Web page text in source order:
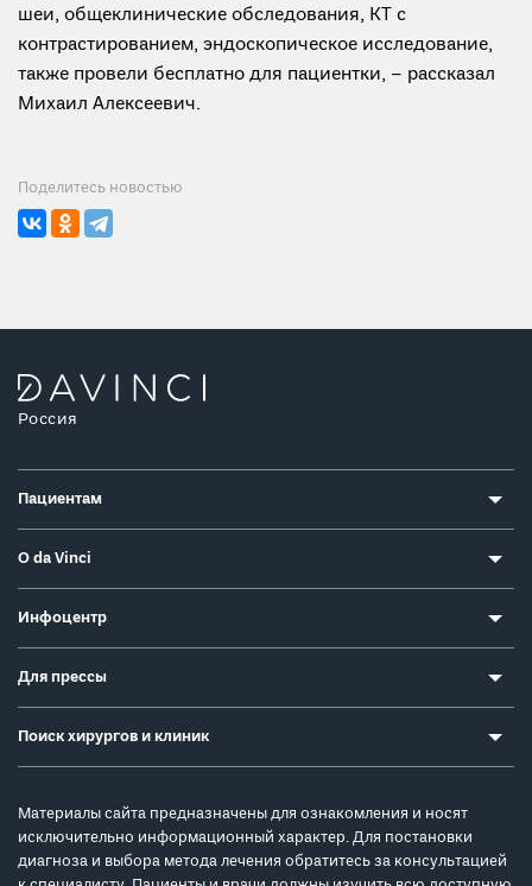
шеи, общеклинические обследования, КТ с
контрастированием, эндоскопическое исследование,
также провели бесплатно для пациентки, – рассказал
Михаил Алексеевич.
Поделитесь новостью
Россия
Пациентам
О da Vinci
Инфоцентр
Для прессы
Поиск хирургов и клиник
Материалы сайта предназначены для ознакомления и носят
исключительно информационный характер. Для постановки
диагноза и выбора метода лечения обратитесь за консультацией